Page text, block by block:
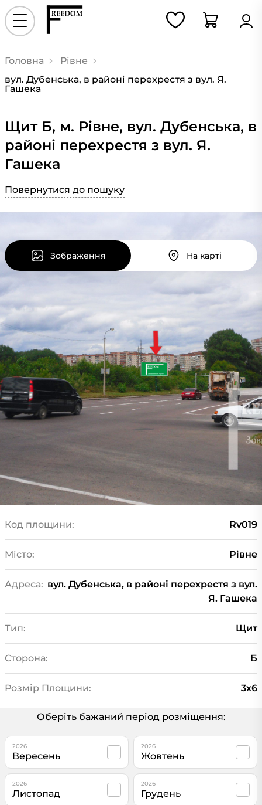
Головна
Рівне
вул. Дубенська, в районі перехрестя з вул. Я.
Гашека
Щит Б, м. Рівне, вул. Дубенська, в
районі перехрестя з вул. Я.
Гашека
Повернутися до пошуку
Зображення На карті
Код площини: Rv019
Місто: Рівне
Адреса: вул. Дубенська, в районі перехрестя з вул.
Я. Гашека
Тип: Щит
Сторона: Б
Розмір Площини: 3х6
Оберіть бажаний період розміщення:
2026
Вересень
2026
Жовтень
2026
Листопад
2026
Грудень